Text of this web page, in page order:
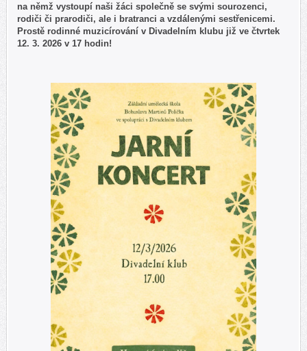
na němž vystoupí naši žáci společně se svými sourozenci,
rodiči či prarodiči, ale i bratranci a vzdálenými sestřenicemi.
Prostě rodinné muzicírování v Divadelním klubu již ve čtvrtek
12. 3. 2026 v 17 hodin!